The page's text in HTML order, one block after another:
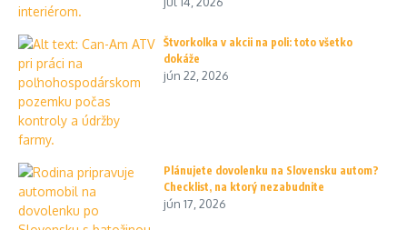
Štvorkolka v akcii na poli: toto všetko
dokáže
jún 22, 2026
Plánujete dovolenku na Slovensku autom?
Checklist, na ktorý nezabudnite
jún 17, 2026